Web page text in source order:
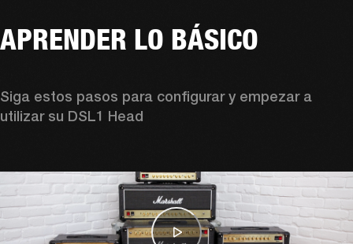
APRENDER LO BÁSICO
Siga estos pasos para configurar y empezar a
utilizar su DSL1 Head